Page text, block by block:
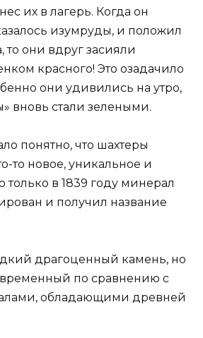
их в лагерь. Когда он
изумруды, и положил
то они вдруг засияли
красного! Это озадачило
они удивились на утро,
вновь стали зелеными.
понятно, что шахтеры
то новое, уникальное и
только в 1839 году минерал
и получил название
драгоценный камень, но
по сравнению с
обладающими древней